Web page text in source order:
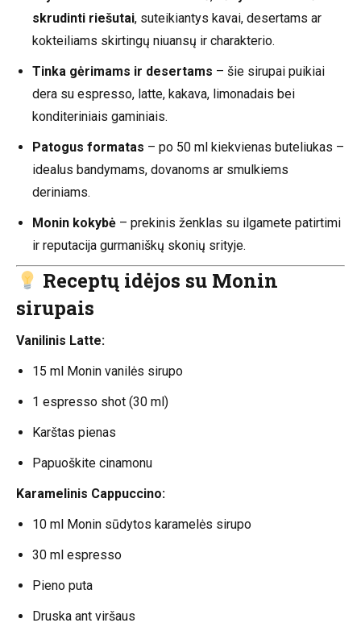
skrudinti riešutai, suteikiantys kavai, desertams ar
kokteiliams skirtingų niuansų ir charakterio.
Tinka gėrimams ir desertams – šie sirupai puikiai
dera su espresso, latte, kakava, limonadais bei
konditeriniais gaminiais.
Patogus formatas – po 50 ml kiekvienas buteliukas –
idealus bandymams, dovanoms ar smulkiems
deriniams.
Monin kokybė – prekinis ženklas su ilgamete patirtimi
ir reputacija gurmaniškų skonių srityje.
Receptų idėjos su Monin
sirupais
Vanilinis Latte:
15 ml Monin vanilės sirupo
1 espresso shot (30 ml)
Karštas pienas
Papuoškite cinamonu
Karamelinis Cappuccino:
10 ml Monin sūdytos karamelės sirupo
30 ml espresso
Pieno puta
Druska ant viršaus